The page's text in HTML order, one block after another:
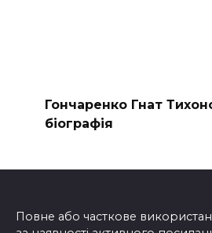
Гончаренко Гнат
біографія
Повне або часткове